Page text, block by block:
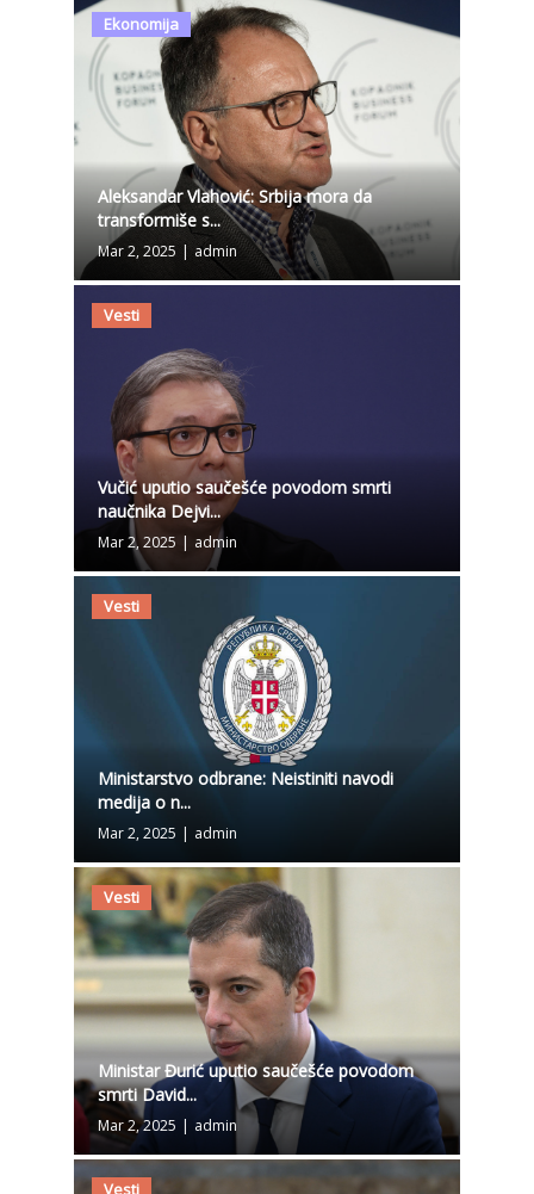
Ekonomija
Aleksandar Vlahović: Srbija mora da
transformiše s...
Mar 2, 2025 | admin
Vesti
Vučić uputio saučešće povodom smrti
naučnika Dejvi...
Mar 2, 2025 | admin
Vesti
Ministarstvo odbrane: Neistiniti navodi
medija o n...
Mar 2, 2025 | admin
Vesti
Ministar Đurić uputio saučešće povodom
smrti David...
Mar 2, 2025 | admin
Vesti